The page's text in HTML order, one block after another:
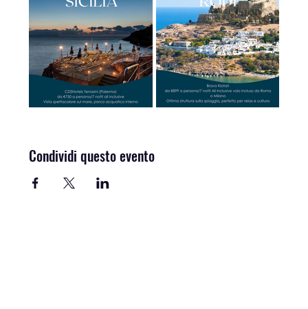
Condividi questo evento